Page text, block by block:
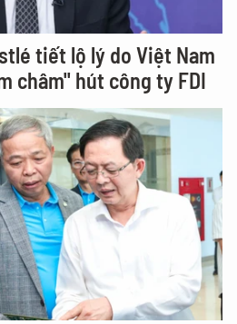
tiết lộ lý do Việt Nam
châm" hút công ty FDI